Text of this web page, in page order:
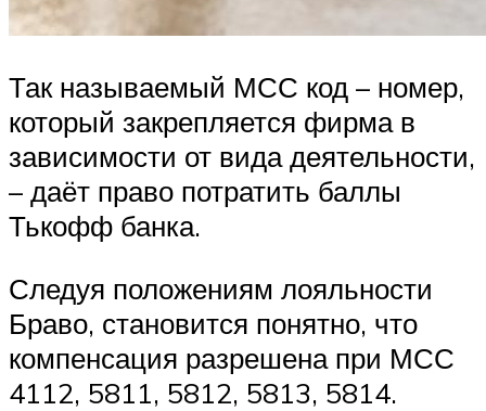
Так называемый МСС код – номер,
который закрепляется фирма в
зависимости от вида деятельности,
– даёт право потратить баллы
Тькофф банка.
Следуя положениям лояльности
Браво, становится понятно, что
компенсация разрешена при МСС
4112, 5811, 5812, 5813, 5814.